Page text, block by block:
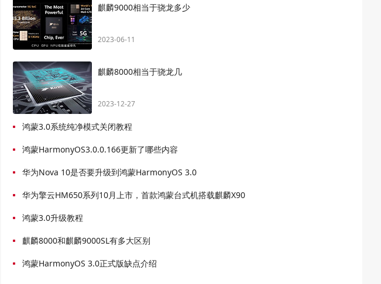
麒麟9000相当于骁龙多少
2023-06-11
麒麟8000相当于骁龙几
2023-12-27
鸿蒙3.0系统纯净模式关闭教程
鸿蒙HarmonyOS3.0.0.166更新了哪些内容
华为Nova 10是否要升级到鸿蒙HarmonyOS 3.0
华为擎云HM650系列10月上市，首款鸿蒙台式机搭载麒麟X90
鸿蒙3.0升级教程
麒麟8000和麒麟9000SL有多大区别
鸿蒙HarmonyOS 3.0正式版缺点介绍